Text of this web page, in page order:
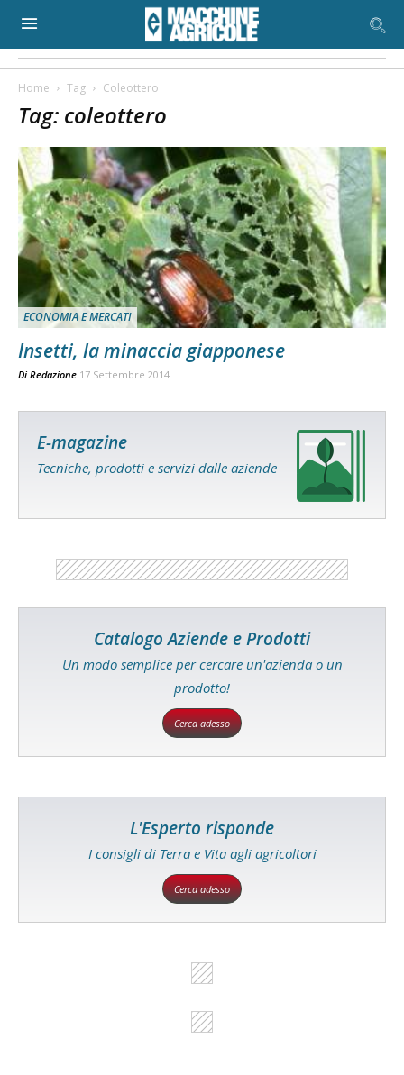
Home Tag Coleottero
Tag: coleottero
ECONOMIA E MERCATI
Insetti, la minaccia giapponese
Di Redazione 17 Settembre 2014
E-magazine
Tecniche, prodotti e servizi dalle aziende
Catalogo Aziende e Prodotti
Un modo semplice per cercare un'azienda o un
prodotto!
Cerca adesso
L'Esperto risponde
I consigli di Terra e Vita agli agricoltori
Cerca adesso